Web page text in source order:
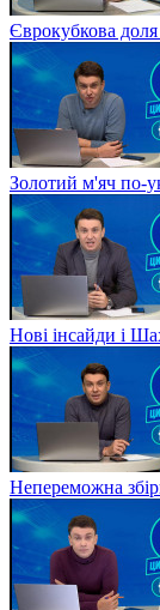
Єврокубкова
Золотий м'яч по-
Нові інсайди і
Непереможна